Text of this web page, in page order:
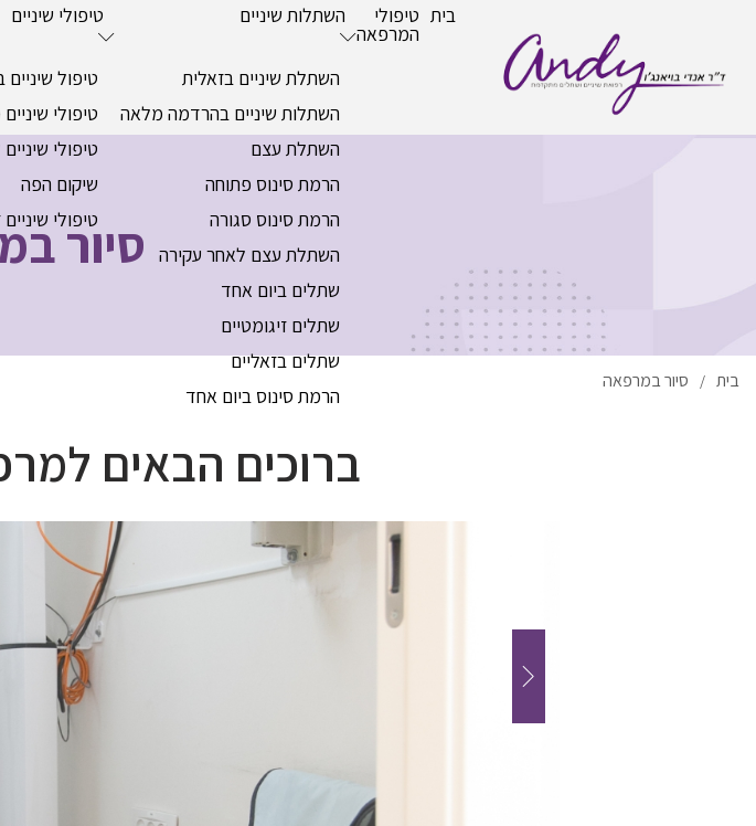
בית טיפולי
המרפאה
השתלות שיניים
השתלת שיניים בזאלית
השתלות שיניים בהרדמה מלאה
השתלת עצם
הרמת סינוס פתוחה
הרמת סינוס סגורה
השתלת עצם לאחר עקירה
שתלים ביום אחד
שתלים זיגומטיים
שתלים בזאליים
הרמת סינוס ביום אחד
טיפולי שיניים
טיפול
טיפולי
טיפולי
שיקום הפה
טיפולי
סיור
בית / סיור במרפאה
ברוכים הבאים